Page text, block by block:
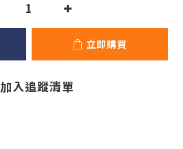
立即購買
加入追蹤清單